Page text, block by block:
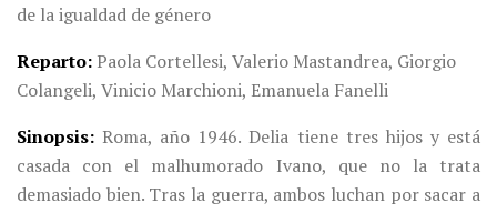
de la igualdad de género
Reparto Paola Cortellesi, Valerio Mastandrea, Giorgio
Colangeli, Vinicio Marchioni, Emanuela Fanelli
Sinopsis Roma, año 1946. Delia tiene tres hijos y está
casada con el malhumorado Ivano, que no la trata
demasiado bien. Tras la guerra, ambos luchan por sacar a